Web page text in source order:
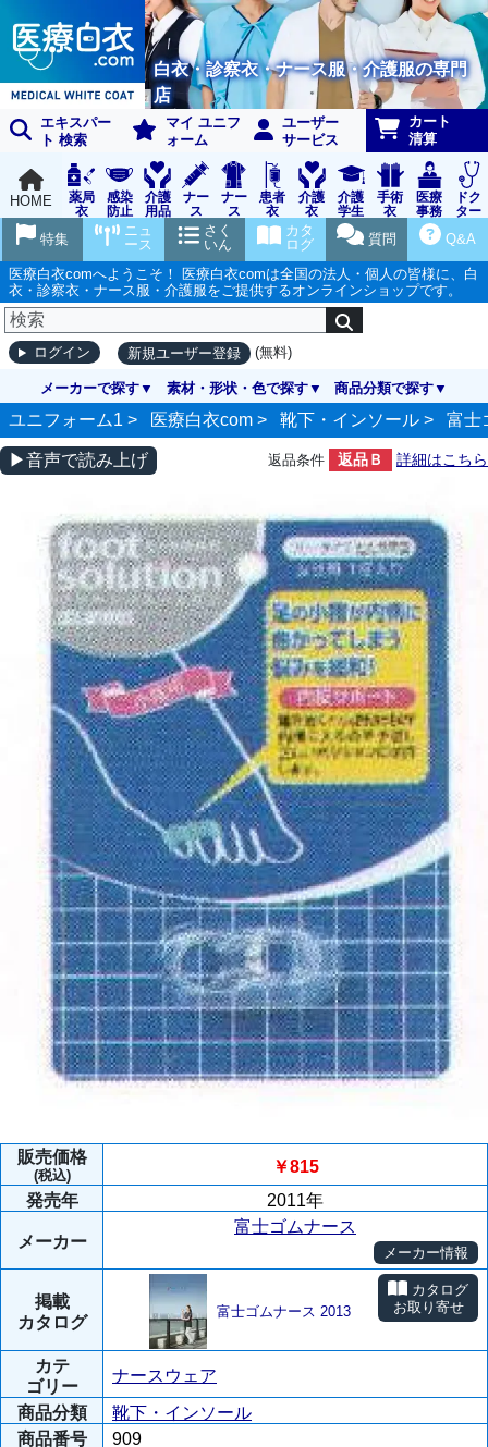
白衣・診察衣・ナース服・介護服の専門
店
エキスパー
ト 検索
マイ ユニフ
ォーム
ユーザー
サービス
カート
清算
HOME
薬局
衣
感染
防止
用品
介護
用品
ナー
ス
グッ
ズ
ナー
ス
ウェ
ア
患者
衣
介護
衣
介護
学生
実習
衣
手術
衣
医療
事務
受付
ドク
ター
ア
Q&A
質問
カタ
ログ
さく
いん
ニュ
ース
特集
医療白衣comへようこそ！ 医療白衣comは全国の法人・個人の皆様に、白
衣・診察衣・ナース服・介護服をご提供するオンラインショップです。
ログイン 新規ユーザー登録 (無料)
メーカーで探す 素材・形状・色で探す 商品分類で探す
ユニフォーム1 > 医療白衣com > 靴下・インソール > 富士
▶音声で読み上げ 返品条件 返品Ｂ 詳細はこちら
販売価格
(税込)
￥815
発売年
2011年
メーカー
富士ゴムナース
メーカー情報
掲載
カタログ
富士ゴムナース 2013
カタログ
お取り寄せ
カテ
ゴリー
ナースウェア
商品分類
靴下・インソール
商品番号
909